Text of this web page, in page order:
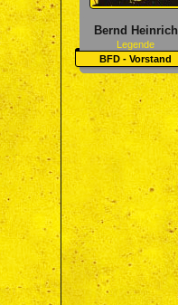
Bernd Heinrich
Legende
BFD - Vorstand